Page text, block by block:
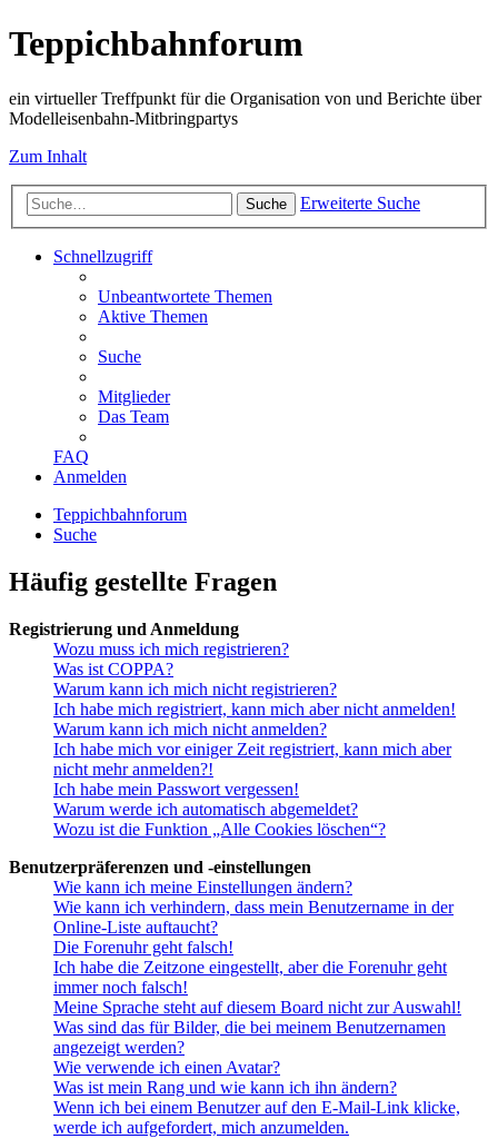
Teppichbahnforum
ein virtueller Treffpunkt für die Organisation von und Berichte über
Modelleisenbahn-Mitbringpartys
Zum Inhalt
Suche Erweiterte Suche
Schnellzugriff
Unbeantwortete Themen
Aktive Themen
Suche
Mitglieder
Das Team
FAQ
Anmelden
Teppichbahnforum
Suche
Häufig gestellte Fragen
Registrierung und Anmeldung
Wozu muss ich mich registrieren?
Was ist COPPA?
Warum kann ich mich nicht registrieren?
Ich habe mich registriert, kann mich aber nicht anmelden!
Warum kann ich mich nicht anmelden?
Ich habe mich vor einiger Zeit registriert, kann mich aber
nicht mehr anmelden?!
Ich habe mein Passwort vergessen!
Warum werde ich automatisch abgemeldet?
Wozu ist die Funktion „Alle Cookies löschen“?
Benutzerpräferenzen und -einstellungen
Wie kann ich meine Einstellungen ändern?
Wie kann ich verhindern, dass mein Benutzername in der
Online-Liste auftaucht?
Die Forenuhr geht falsch!
Ich habe die Zeitzone eingestellt, aber die Forenuhr geht
immer noch falsch!
Meine Sprache steht auf diesem Board nicht zur Auswahl!
Was sind das für Bilder, die bei meinem Benutzernamen
angezeigt werden?
Wie verwende ich einen Avatar?
Was ist mein Rang und wie kann ich ihn ändern?
Wenn ich bei einem Benutzer auf den E-Mail-Link klicke,
werde ich aufgefordert, mich anzumelden.